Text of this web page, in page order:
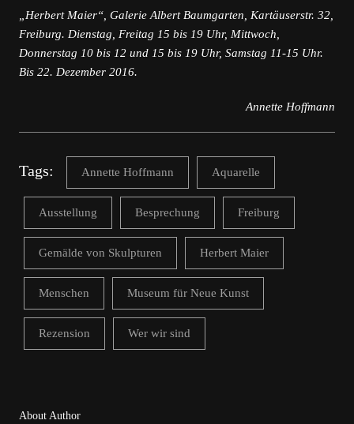
„Herbert Maier“, Galerie Albert Baumgarten, Kartäuserstr. 32,
Freiburg. Dienstag, Freitag 15 bis 19 Uhr, Mittwoch,
Donnerstag 10 bis 12 und 15 bis 19 Uhr, Samstag 11-15 Uhr.
Bis 22. Dezember 2016.
Annette Hoffmann
Tags: Annette Hoffmann Aquarelle
Ausstellung Besprechung Freiburg
Gemälde von Skulpturen Herbert Maier
Menschen Museum für Neue Kunst
Rezension Wer wir sind
About Author